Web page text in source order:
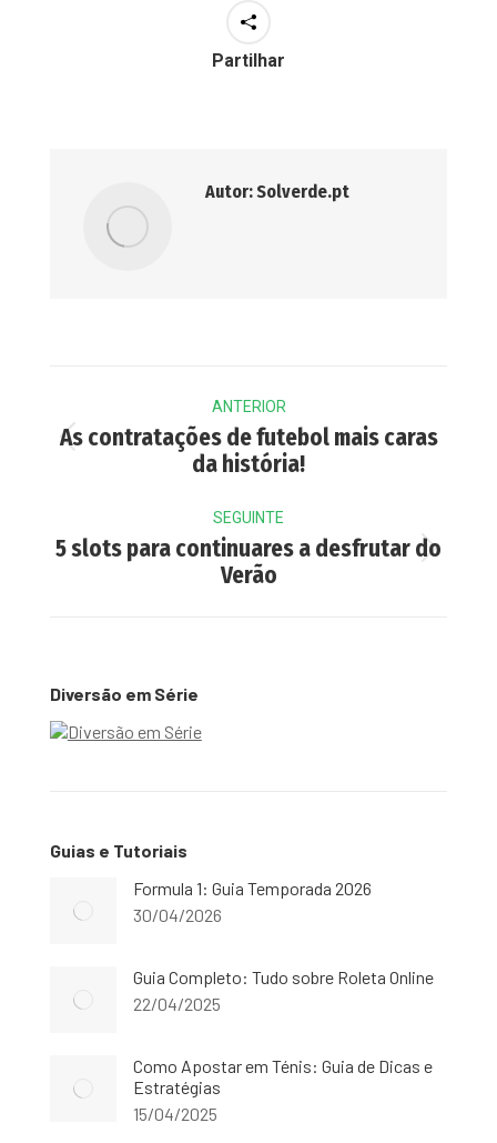
Partilhar
Autor:Solverde.pt
navigation
ANTERIOR
Previous
post:
As contratações de futebol mais caras
da história!
SEGUINTE
Next
post:
5 slots para continuares a desfrutar do
Verão
Diversão em Série
Guias e Tutoriais
Formula 1: Guia Temporada 2026
30/04/2026
Guia Completo: Tudo sobre Roleta Online
22/04/2025
Como Apostar em Ténis: Guia de Dicas e
Estratégias
15/04/2025